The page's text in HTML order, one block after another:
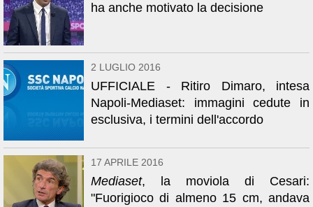
ha anche motivato la decisione
2 LUGLIO 2016
UFFICIALE - Ritiro Dimaro, intesa
Napoli-Mediaset: immagini cedute in
esclusiva, i termini dell'accordo
17 APRILE 2016
Mediaset, la moviola di Cesari:
"Fuorigioco di almeno 15 cm, andava